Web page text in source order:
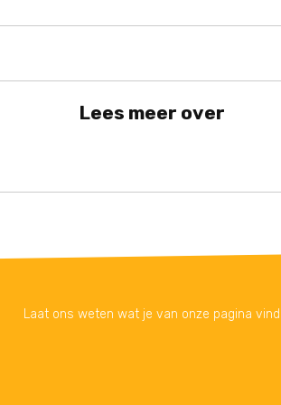
Lees meer over
Laat ons weten wat je van onze pagina vind